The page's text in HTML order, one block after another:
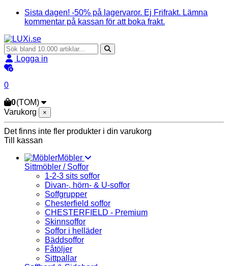
Sista dagen! -50% på lagervaror. Ej Frifrakt. Lämna
kommentar på kassan för att boka frakt.
Logga in
0
0(TOM)
Varukorg
×
Det finns inte fler produkter i din varukorg
Till kassan
Möbler
Sittmöbler / Soffor
1-2-3 sits soffor
Divan-, hörn- & U-soffor
Soffgrupper
Chesterfield soffor
CHESTERFIELD - Premium
Skinnsoffor
Soffor i helläder
Bäddsoffor
Fåtöljer
Sittpallar